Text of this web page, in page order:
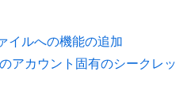
ルへの機能の追加
アカウント固有のシークレッ